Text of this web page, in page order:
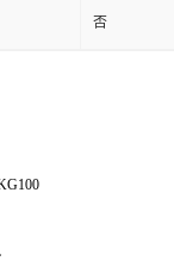
否